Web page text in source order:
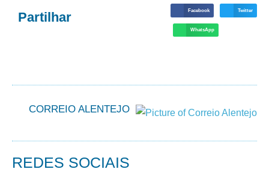
Partilhar Facebook Twitter
WhatsApp
CORREIO ALENTEJO
REDES SOCIAIS